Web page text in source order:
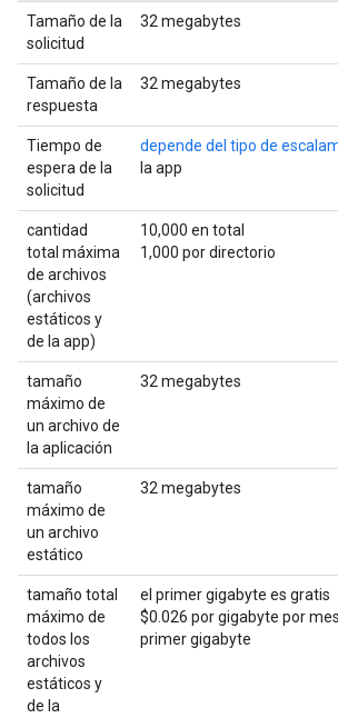
Tamaño de la
solicitud
32 megabytes
Tamaño de la
respuesta
32 megabytes
Tiempo de
espera de la
solicitud
depende del tipo de
la app
cantidad
total máxima
de archivos
(archivos
estáticos y
de la app)
10,000 en total
1,000 por directorio
tamaño
máximo de
un archivo de
la aplicación
32 megabytes
tamaño
máximo de
un archivo
estático
32 megabytes
tamaño total
máximo de
todos los
archivos
estáticos y
de la
el primer gigabyte es gratis
$0.026 por gigabyte por
primer gigabyte